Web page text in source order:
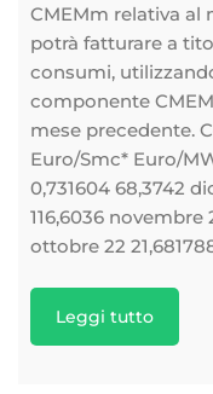
CMEMm relativa al
potrà fatturare a
consumi,
componente
mese precedente.
Euro/Smc* Euro/
0,731604 68,3742
116,6036 novembre
ottobre 22
Leggi tutto